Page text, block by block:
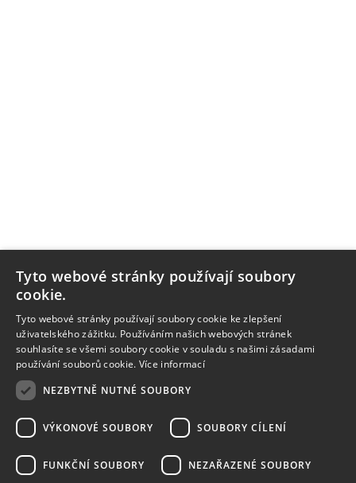
Tyto webové stránky používají soubory
cookie.
Tyto webové stránky používají soubory cookie ke zlepšení
uživatelského zážitku. Používáním našich webových stránek
souhlasíte se všemi soubory cookie v souladu s našimi zásadami
používání souborů cookie. Více informací
NEZBYTNĚ NUTNÉ SOUBORY
VÝKONOVÉ SOUBORY SOUBORY CÍLENÍ
FUNKČNÍ SOUBORY NEZAŘAZENÉ SOUBORY